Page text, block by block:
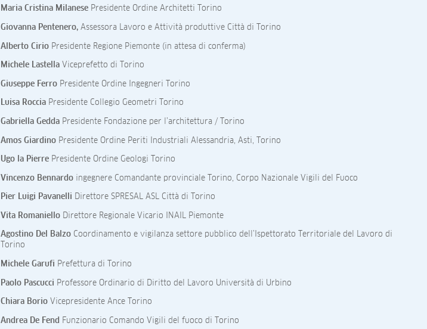
Maria Cristina Milanese Presidente Ordine Architetti Torino
Giovanna Pentenero,Assessora Lavoro e Attività produttive Città di Torino
Alberto Cirio Presidente Regione Piemonte (in attesa di conferma)
Michele Lastella Viceprefetto di Torino
Giuseppe Ferro Presidente Ordine Ingegneri Torino
Luisa Roccia Presidente Collegio Geometri Torino
Gabriella Gedda Presidente Fondazione per l’architettura / Torino
Amos Giardino Presidente Ordine Periti Industriali Alessandria, Asti, Torino
Ugo la Pierre Presidente Ordine Geologi Torino
Vincenzo Bennardo ingegnere Comandante provinciale Torino, Corpo Nazionale Vigili del Fuoco
Pier Luigi Pavanelli Direttore SPRESAL ASL Città di Torino
Vita Romaniello Direttore Regionale Vicario INAIL Piemonte
Agostino Del Balzo Coordinamento e vigilanza settore pubblico dell’Ispettorato Territoriale del Lavoro di
Torino
Michele Garufi Prefettura di Torino
Paolo Pascucci Professore Ordinario di Diritto del Lavoro Università di Urbino
Chiara Borio Vicepresidente Ance Torino
Andrea De Fend Funzionario Comando Vigili del fuoco di Torino